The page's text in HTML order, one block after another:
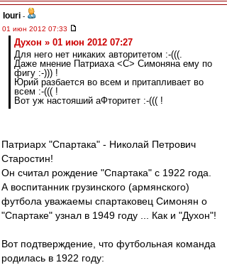
Iouri -
01 июн 2012 07:33
Духон » 01 июн 2012 07:27
Для него нет никаких авторитетом :-(((.
Даже мнение Патриаха <C> Симоняна ему по
фигу :-))) !
Юрий разбается во всем и притапливает во
всем :-((( !
Вот уж настояший аФторитет :-((( !
Патриарх "Спартака" - Николай Петрович
Старостин!
Он считал рождение "Спартака" с 1922 года.
А воспитанник грузинского (армянского)
футбола уважаемы спартаковец Симонян о
"Спартаке" узнал в 1949 году ... Как и "Духон"!
Вот подтверждение, что футбольная команда
родилась в 1922 году: